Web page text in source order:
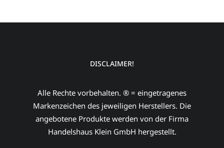
DISCLAIMER!
Alle Rechte vorbehalten. ® = eingetragenes
Markenzeichen des jeweiligen Herstellers. Die
angebotene Produkte werden von der Firma
Handelshaus Klein GmbH hergestellt.